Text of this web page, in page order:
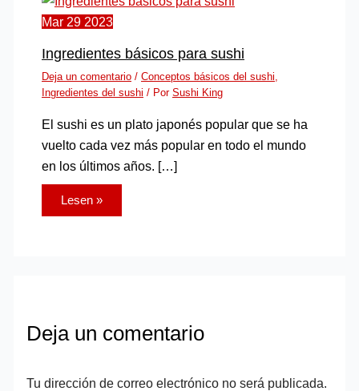
Mar 29 2023
Ingredientes básicos para sushi
Deja un comentario / Conceptos básicos del sushi
Ingredientes del sushi / Por Sushi King
El sushi es un plato japonés popular que se ha
vuelto cada vez más popular en todo el mundo
en los últimos años. […]
Lesen »
Deja un comentario
Tu dirección de correo electrónico no será publicada.